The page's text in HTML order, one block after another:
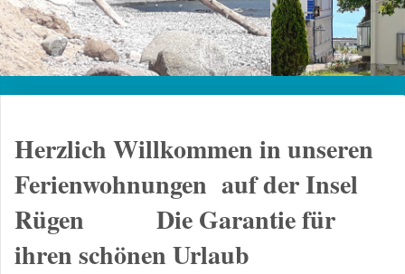
Herzlich Willkommen in unseren
Ferienwohnungen auf der Insel
Rügen Die Garantie für
ihren schönen Urlaub